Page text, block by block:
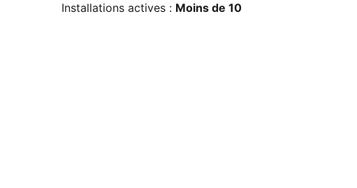
Installations actives : Moins de 10